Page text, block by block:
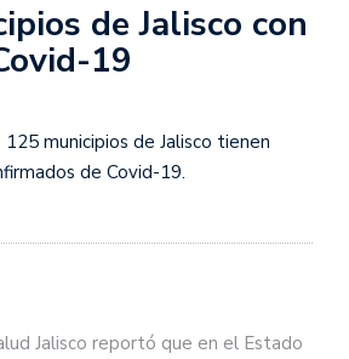
de Jalisco con
19
municipios de Jalisco tienen
de Covid-19.
Jalisco reportó que en el Estado